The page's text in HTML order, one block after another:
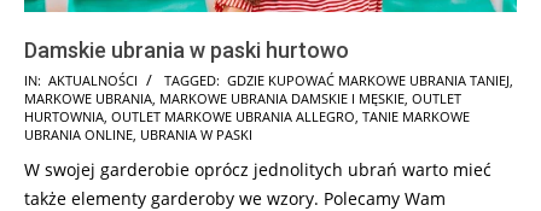
Damskie ubrania w paski hurtowo
2025-
01-
24
IN: AKTUALNOŚCI TAGGED: GDZIE KUPOWAĆ MARKOWE UBRANIA TANIEJ
MARKOWE UBRANIA MARKOWE UBRANIA DAMSKIE I MĘSKIE OUTLET
HURTOWNIA OUTLET MARKOWE UBRANIA ALLEGRO TANIE MARKOWE
UBRANIA ONLINE UBRANIA W PASKI
W swojej garderobie oprócz jednolitych ubrań warto mieć
także elementy garderoby we wzory. Polecamy Wam